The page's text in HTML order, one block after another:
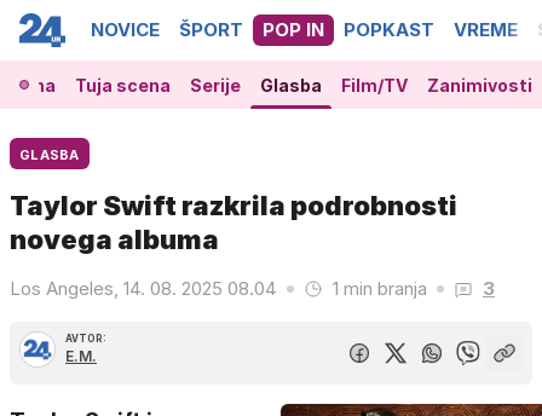
NOVICE ŠPORT POP IN POPKAST VREME
Tuja scena Serije Glasba Film/TV Zanimivosti
GLASBA
Taylor Swift razkrila podrobnosti
novega albuma
Los Angeles, 14. 08. 2025 08.04 1 min branja 3
AVTOR:
E.M.